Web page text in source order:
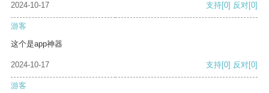
2024-10-17
支持[0] 反对[0]
游客
这个是app神器
2024-10-17 支持[0] 反对[0]
游客